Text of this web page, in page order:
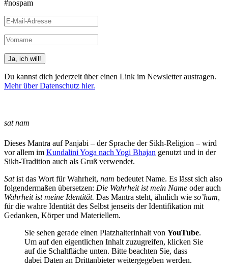
#nospam
Du kannst dich jederzeit über einen Link im Newsletter austragen.
Mehr über Datenschutz hier.
sat nam
Dieses Mantra auf Panjabi – der Sprache der Sikh-Religion – wird
vor allem im Kundalini Yoga nach Yogi Bhajan genutzt und in der
Sikh-Tradition auch als Gruß verwendet.
Satist das Wort für Wahrheit, nam bedeutet Name. Es lässt sich also
folgendermaßen übersetzen: Die Wahrheit ist mein Name oder auch
Wahrheit ist meine Identität. Das Mantra steht, ähnlich wie so’ham,
für die wahre Identität des Selbst jenseits der Identifikation mit
Gedanken, Körper und Materiellem.
Sie sehen gerade einen Platzhalterinhalt von YouTube.
Um auf den eigentlichen Inhalt zuzugreifen, klicken Sie
auf die Schaltfläche unten. Bitte beachten Sie, dass
dabei Daten an Drittanbieter weitergegeben werden.